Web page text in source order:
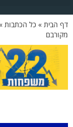
הבית»כל הכתבות»